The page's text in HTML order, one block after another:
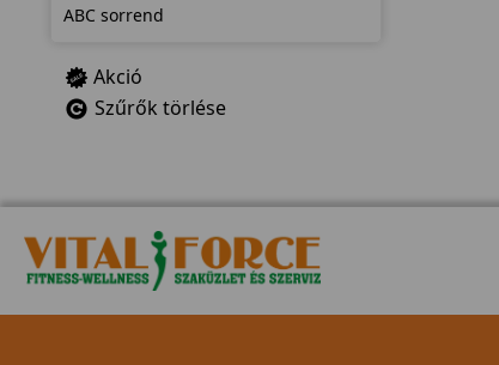
ABC sorrend
Akció
Szűrők törlése